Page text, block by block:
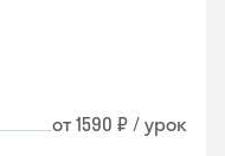
от 1590 ₽ / урок